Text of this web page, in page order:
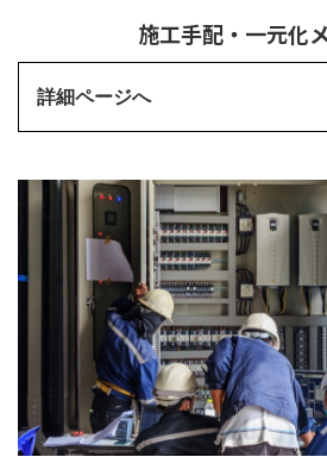
施工手配・一元化
詳細ページへ